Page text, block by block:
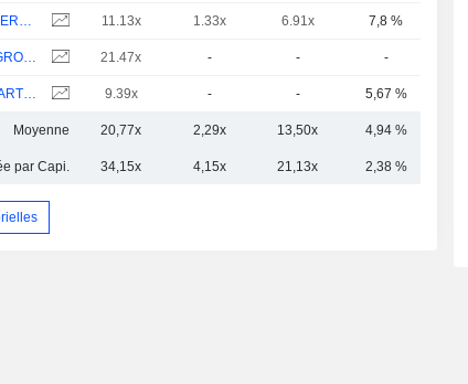
CHOW TAI SENG JEWELLERY CO., LTD. 11.13x 1.33x 6.91x 7,8 %
CHINA NATIONAL GOLD GROUP GOLD JEWELLERY CO.,LTD. 21.47x - - -
BEIJING CAISHIKOU DEPARTMENT STORE CO.,LTD. 9.39x - - 5,67 %
Moyenne 20,77x 2,29x 13,50x 4,94 %
par Capi. 34,15x 4,15x 21,13x 2,38 %